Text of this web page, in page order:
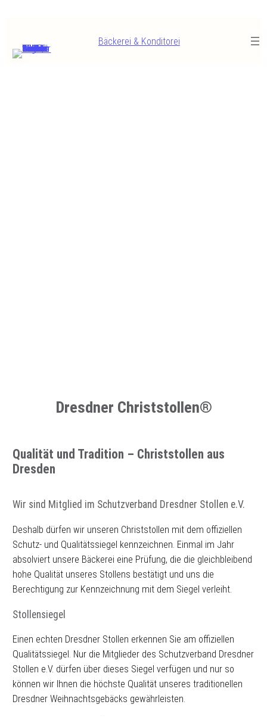
Bäckerei & Konditorei
Dresdner Christstollen®
Qualität und Tradition – Christstollen aus
Dresden
Wir sind Mitglied im Schutzverband Dresdner Stollen e.V.
Deshalb dürfen wir unseren Christstollen mit dem offiziellen
Schutz- und Qualitätssiegel kennzeichnen. Einmal im Jahr
absolviert unsere Bäckerei eine Prüfung, die die gleichbleibend
hohe Qualität unseres Stollens bestätigt und uns die
Berechtigung zur Kennzeichnung mit dem Siegel verleiht.
Stollensiegel
Einen echten Dresdner Stollen erkennen Sie am offiziellen
Qualitätssiegel. Nur die Mitglieder des Schutzverband Dresdner
Stollen e.V. dürfen über dieses Siegel verfügen und nur so
können wir Ihnen die höchste Qualität unseres traditionellen
Dresdner Weihnachtsgebäcks gewährleisten.